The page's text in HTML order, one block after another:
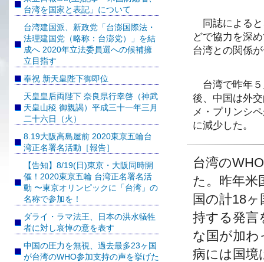
同誌によると
どで協力を深
台湾との関係
台湾で昨年５
後、中国は外
メ・プリンシ
に減少した。
台湾の
た。昨年米
国の計18
持する発言
な国が加
病には国境
台湾を国家と表記」について
台湾建国派、新政党「台澎国際法・
法理建国党（略称：台澎党）」を結
成へ 2020年立法委員選への候補擁
立目指す
奉祝 新天皇陛下御即位
天皇皇后両陛下 奈良県行幸啓（神武
天皇山稜 御親謁）平成三十一年三月
二十六日（火）
8.19大阪高島屋前 2020東京五輪台
湾正名署名活動［報告］
【告知】8/19(日)東京・大阪同時開
催！2020東京五輪 台湾正名署名活
動 〜東京オリンピックに「台湾」の
名称で参加を！
ダライ・ラマ法王、日本の洪水犠牲
者に対し哀悼の意を表す
中国の圧力を無視、過去最多23ヶ国
が台湾のWHO参加支持の声を挙げた